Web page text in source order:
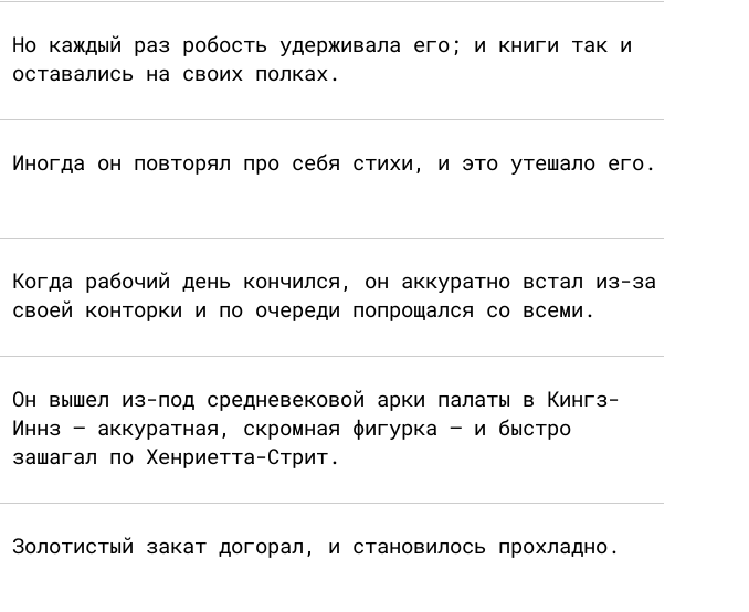
Но каждый раз робость удерживала его; и книги так и
оставались на своих полках.
Иногда он повторял про себя стихи, и это утешало его.
Когда рабочий день кончился, он аккуратно встал из-за
своей конторки и по очереди попрощался со всеми.
Он вышел из-под средневековой арки палаты в Кингз-
Иннз — аккуратная, скромная фигурка — и быстро
зашагал по Хенриетта-Стрит.
Золотистый закат догорал, и становилось прохладно.